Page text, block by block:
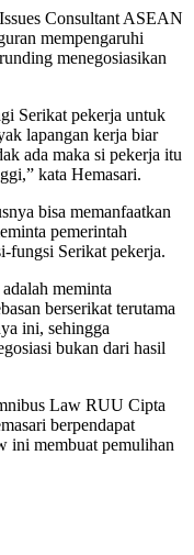
Consultant ASEAN
mempengaruhi
menegosiasikan
Serikat pekerja untuk
lapangan kerja biar
ada maka si pekerja itu
kata Hemasari.
bisa memanfaatkan
pemerintah
fungsi Serikat pekerja.
meminta
berserikat terutama
ini, sehingga
bukan dari hasil
Law RUU Cipta
berpendapat
ini membuat pemulihan